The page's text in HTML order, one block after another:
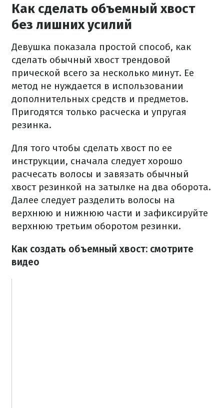
Как сделать объемный хвост
без лишних усилий
Девушка показала простой способ, как
сделать обычный хвост трендовой
прической всего за несколько минут. Ее
метод не нуждается в использовании
дополнительных средств и предметов.
Пригодятся только расческа и упругая
резинка.
Для того чтобы сделать хвост по ее
инструкции, сначала следует хорошо
расчесать волосы и завязать обычный
хвост резинкой на затылке на два оборота.
Далее следует разделить волосы на
верхнюю и нижнюю части и зафиксируйте
верхнюю третьим оборотом резинки.
Как создать объемный хвост: смотрите
видео